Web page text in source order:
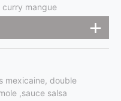
curry mangue
mexicaine, double
,sauce salsa